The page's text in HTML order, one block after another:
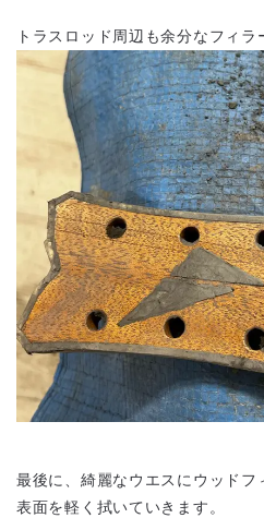
トラスロッド周辺も余分なフィラ
最後に、綺麗なウエスにウッドフ
表面を軽く拭いていきます。